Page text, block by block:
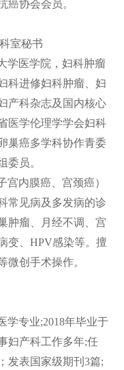
癌协会会员。
室秘书
学医学院，妇科肿瘤
科进修妇科肿瘤、妇
产科杂志及国内核心
医学伦理学学会妇科
巢癌多学科协作青委
委员。
宫内膜癌、宫颈癌）
常见病及多发病的诊
肿瘤、月经不调、宫
变、HPV感染等。擅
微创手术操作。
学专业;2018年毕业于
妇产科工作多年;任
发表国家级期刊3篇;